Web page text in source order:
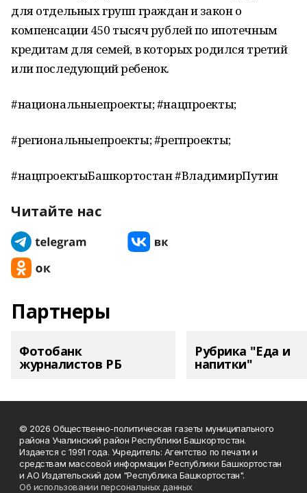
для отдельных групп граждан и закон о
компенсации 450 тысяч рублей по ипотечным
кредитам для семей, в которых родился третий
или последующий ребенок.
#национальныепроекты; #нацпроекты;
#региональныепроекты; #регпроекты;
#нацпроектыБашкортостан #ВладимирПутин
Читайте нас
Партнеры
Фотобанк
журналистов РБ
Рубрика "Еда и
напитки"
© 2026 Общественно-политическая газеты муниципального
района Учалинский район Республики Башкортостан.
Издается с 1991 года. Учредитель: Агентство по печати и
средствам массовой информации Республики Башкортостан
и АО Издательский дом "Республика Башкортостан".
Об использовании персональных данных